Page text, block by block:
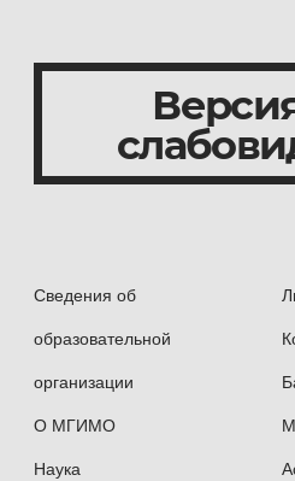
Сведения об
образовательной
организации
О МГИМО
Наука